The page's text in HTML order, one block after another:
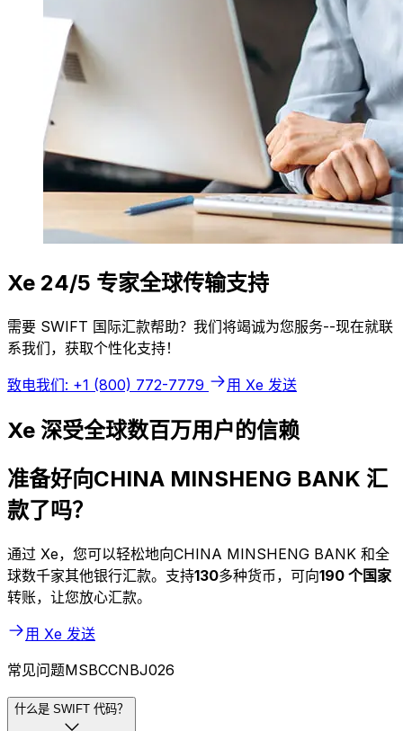
Xe 24/5 专家全球传输支持
需要 SWIFT 国际汇款帮助？我们将竭诚为您服务--现在就联
系我们，获取个性化支持！
致电我们: +1 (800) 772-7779 用 Xe 发送
Xe 深受全球数百万用户的信赖
准备好向CHINA MINSHENG BANK 汇
款了吗？
通过 Xe，您可以轻松地向CHINA MINSHENG BANK 和全
球数千家其他银行汇款。支持130多种货币，可向190 个国家
转账，让您放心汇款。
用 Xe 发送
常见问题MSBCCNBJ026
什么是 SWIFT 代码？